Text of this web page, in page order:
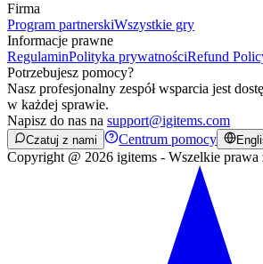
Firma
Program partnerskiWszystkie gry
Informacje prawne
RegulaminPolityka prywatnościRefund
Potrzebujesz pomocy?
Nasz profesjonalny zespół wsparcia jest
w każdej sprawie.
Napisz do nas na support@igitems.com
Czatuj z nami Centrum pomocy
Copyright @ 2026 igitems - Wszelkie prawa